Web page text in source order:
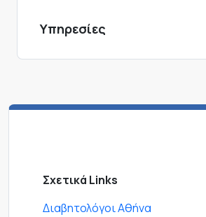
Υπηρεσίες
Σχετικά Links
Διαβητολόγοι Αθήνα